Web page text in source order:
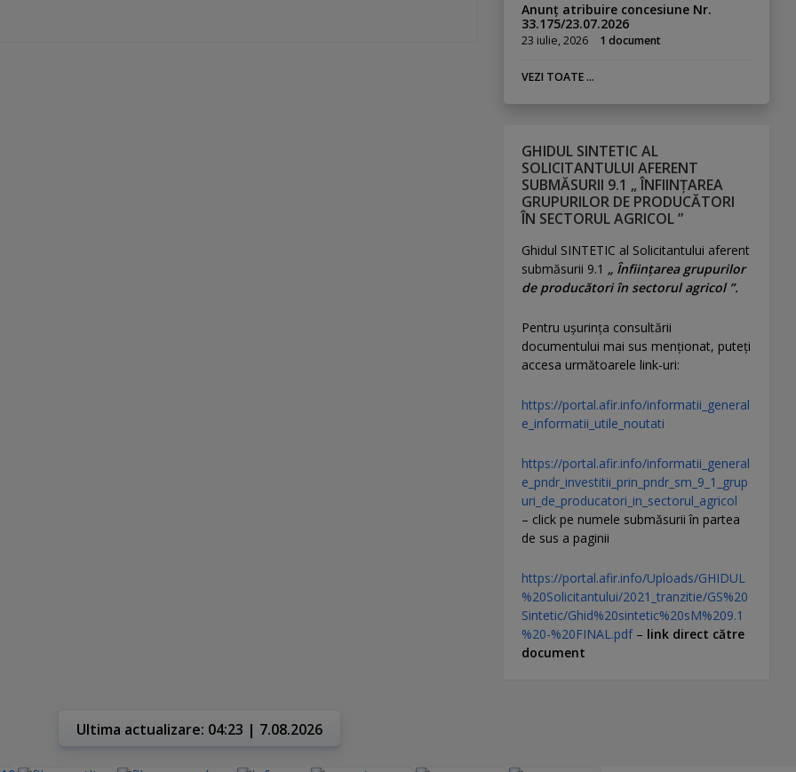
Anunț atribuire concesiune Nr.
33.175/23.07.2026
23 iulie, 2026 1 document
VEZI TOATE ...
GHIDUL SINTETIC AL
SOLICITANTULUI AFERENT
SUBMĂSURII 9.1 „ ÎNFIINȚAREA
GRUPURILOR DE PRODUCĂTORI
ÎN SECTORUL AGRICOL ”
Ghidul SINTETIC al Solicitantului aferent
submăsurii 9.1 „ Înființarea grupurilor
de producători în sectorul agricol ”.
Pentru uşurinţa consultării
documentului mai sus menţionat, puteţi
accesa următoarele link-uri:
https://portal.afir.info/informatii_general
e_informatii_utile_noutati
https://portal.afir.info/informatii_general
e_pndr_investitii_prin_pndr_sm_9_1_grup
uri_de_producatori_in_sectorul_agricol
– click pe numele submăsurii în partea
de sus a paginii
https://portal.afir.info/Uploads/GHIDUL
%20Solicitantului/2021_tranzitie/GS%20
Sintetic/Ghid%20sintetic%20sM%209.1
%20-%20FINAL.pdf– link direct către
document
Ultima actualizare: 04:23 | 7.08.2026